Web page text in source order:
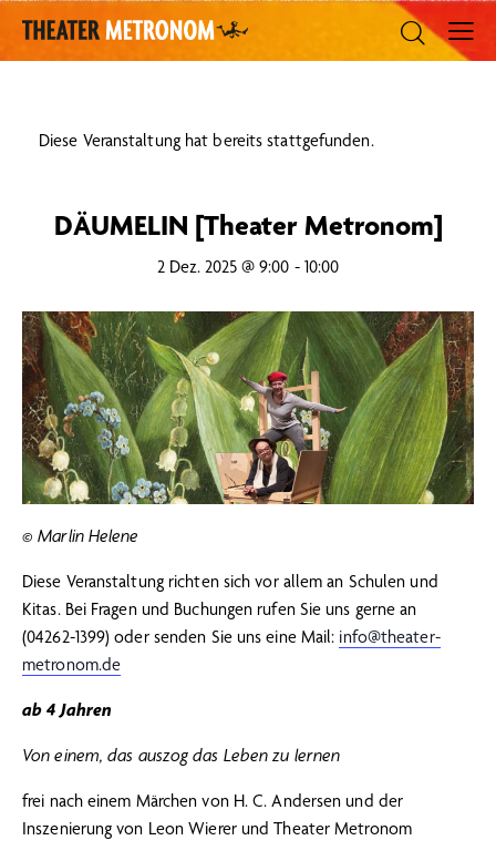
Diese Veranstaltung hat bereits stattgefunden.
DÄUMELIN [Theater Metronom]
2 Dez. 2025 @ 9:00 - 10:00
© Marlin Helene
Diese Veranstaltung richten sich vor allem an Schulen und
Kitas. Bei Fragen und Buchungen rufen Sie uns gerne an
(04262-1399) oder senden Sie uns eine Mail: info@theater-
metronom.de
ab 4 Jahren
Von einem, das auszog das Leben zu lernen
frei nach einem Märchen von H. C. Andersen und der
Inszenierung von Leon Wierer und Theater Metronom